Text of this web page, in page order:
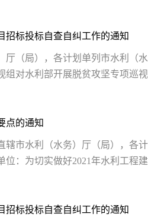
招标投标自查自纠工作的通知
（局），各计划单列市水利（
对水利部开展脱贫攻坚专项巡视
点的通知
市水利（水务）厅（局），各
：为切实做好2021年水利工程建
招标投标自查自纠工作的通知